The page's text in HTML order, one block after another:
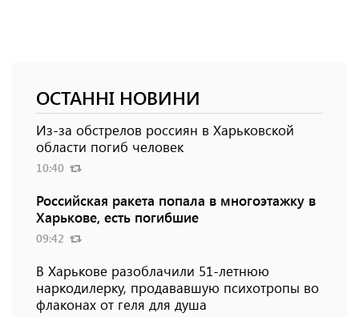
ОСТАННІ НОВИНИ
Из-за обстрелов россиян в Харьковской
области погиб человек
10:40
Российская ракета попала в многоэтажку в
Харькове, есть погибшие
09:42
В Харькове разоблачили 51-летнюю
наркодилерку, продававшую психотропы во
флаконах от геля для душа